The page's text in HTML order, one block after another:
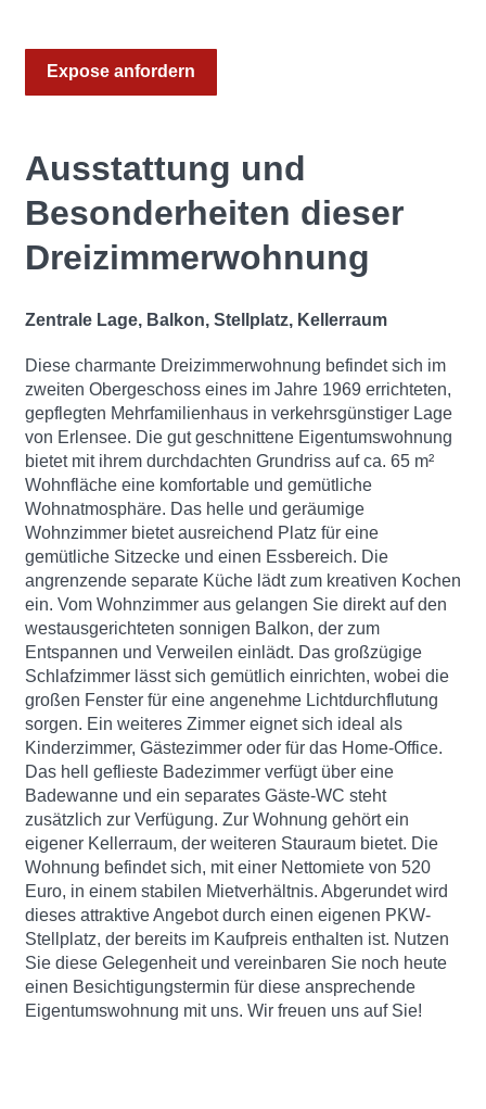
Expose anfordern
Ausstattung und
Besonderheiten dieser
Dreizimmerwohnung
Zentrale Lage, Balkon, Stellplatz, Kellerraum
Diese charmante Dreizimmerwohnung befindet sich im
zweiten Obergeschoss eines im Jahre 1969 errichteten,
gepflegten Mehrfamilienhaus in verkehrsgünstiger Lage
von Erlensee. Die gut geschnittene Eigentumswohnung
bietet mit ihrem durchdachten Grundriss auf ca. 65 m²
Wohnfläche eine komfortable und gemütliche
Wohnatmosphäre. Das helle und geräumige
Wohnzimmer bietet ausreichend Platz für eine
gemütliche Sitzecke und einen Essbereich. Die
angrenzende separate Küche lädt zum kreativen Kochen
ein. Vom Wohnzimmer aus gelangen Sie direkt auf den
westausgerichteten sonnigen Balkon, der zum
Entspannen und Verweilen einlädt. Das großzügige
Schlafzimmer lässt sich gemütlich einrichten, wobei die
großen Fenster für eine angenehme Lichtdurchflutung
sorgen. Ein weiteres Zimmer eignet sich ideal als
Kinderzimmer, Gästezimmer oder für das Home-Office.
Das hell geflieste Badezimmer verfügt über eine
Badewanne und ein separates Gäste-WC steht
zusätzlich zur Verfügung. Zur Wohnung gehört ein
eigener Kellerraum, der weiteren Stauraum bietet. Die
Wohnung befindet sich, mit einer Nettomiete von 520
Euro, in einem stabilen Mietverhältnis. Abgerundet wird
dieses attraktive Angebot durch einen eigenen PKW-
Stellplatz, der bereits im Kaufpreis enthalten ist. Nutzen
Sie diese Gelegenheit und vereinbaren Sie noch heute
einen Besichtigungstermin für diese ansprechende
Eigentumswohnung mit uns. Wir freuen uns auf Sie!